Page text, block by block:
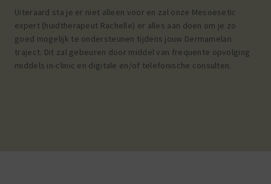
Uiteraard sta je er niet alleen voor en zal onze Mesoesetic
expert (huidtherapeut Rachelle) er alles aan doen om je zo
goed mogelijk te ondersteunen tijdens jouw Dermamelan
traject. Dit zal gebeuren door middel van frequente opvolging
middels in-clinic en digitale en/of telefonische consulten.